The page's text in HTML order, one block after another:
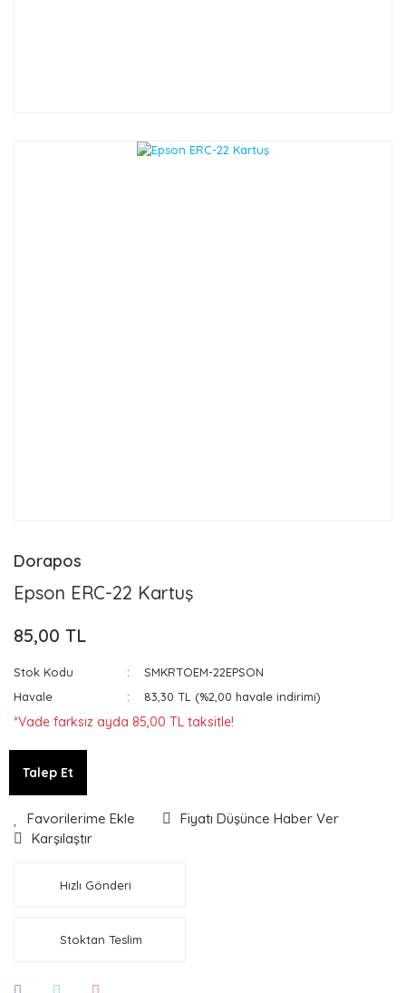
Dorapos
Epson ERC-22 Kartuş
85,00 TL
Stok Kodu
SMKRTOEM-22EPSON
Havale
83,30 TL (%2,00 havale indirimi)
*Vade farksız ayda 85,00 TL taksitle!
Talep Et
Fiyatı Düşünce Haber Ver
Karşılaştır
Hızlı Gönderi
Stoktan Teslim